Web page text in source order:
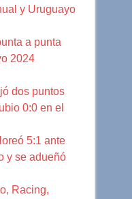
y Uruguayo
a punta
2024
dos puntos
0:0 en el
5:1 ante
y se adueñó
Racing,